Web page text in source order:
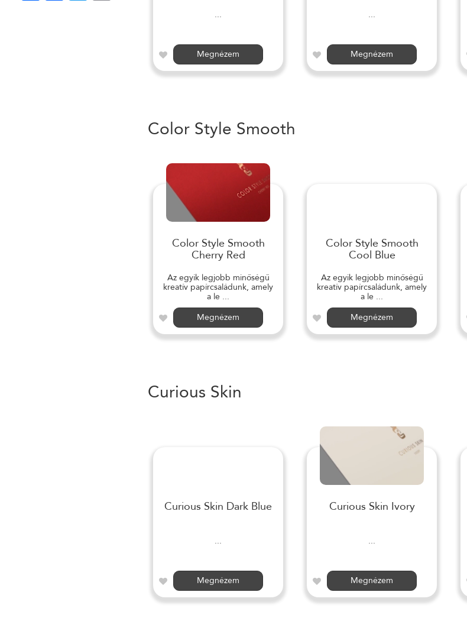
...
Megnézem
...
Megnézem
Color Style Smooth
Color Style Smooth
Cherry Red
Az egyik legjobb minőségű
kreatív papírcsaládunk, amely
a le ...
Megnézem
Color Style Smooth
Cool Blue
Az egyik legjobb minőségű
kreatív papírcsaládunk, amely
a le ...
Megnézem
Curious Skin
Curious Skin Dark Blue
...
Megnézem
Curious Skin Ivory
...
Megnézem